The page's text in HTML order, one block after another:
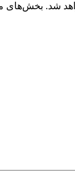
شد. بخش‌های